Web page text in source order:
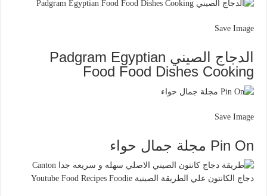
Save Image
الدجاج الصيني Padgram Egyptian
Food Food Dishes Cooking
Save Image
Pin On مجلة جمال حواء